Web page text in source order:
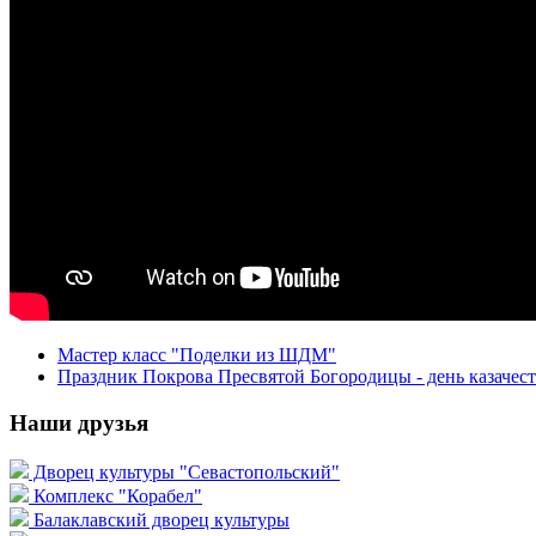
Мастер класс "Поделки из ШДМ"
Праздник Покрова Пресвятой Богородицы - день
Наши друзья
Дворец культуры "Севастопольский"
Комплекс "Корабел"
Балаклавский дворец культуры